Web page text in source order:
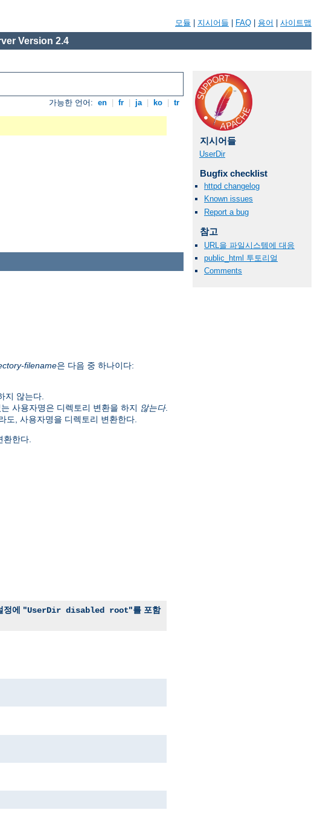
모듈 지시어들 FAQ 용어 사이트맵
Version 2.4
가능한 언어: en fr ja ko tr
지시어들
UserDir
Bugfix checklist
httpd changelog
Known issues
Report a bug
참고
URL을 파일시스템에 대응
public_html 투토리얼
Comments
filename은 다음 중 하나이다:
지 않는다.
사용자명은 디렉토리 변환을 하지 않는다.
도, 사용자명을 디렉토리 변환한다.
한다.
정에 "UserDir disabled root"를 포함